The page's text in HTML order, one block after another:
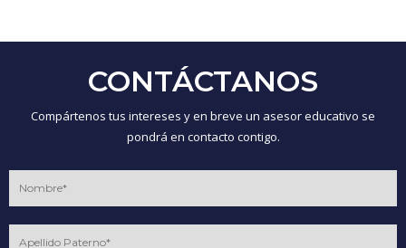
CONTÁCTANOS
Compártenos tus intereses y en breve un asesor educativo se
pondrá en contacto contigo.